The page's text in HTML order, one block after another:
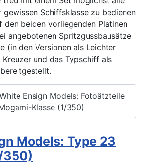
gewissen Schiffsklasse zu bedienen
den beiden vorliegenden Platinen
angebotenen Spritzgussbausätze
(in den Versionen als Leichter
Kreuzer und das Typschiff als
Ensign Models: Fotoätzteile
Klasse (1/350)
Models: Type 23
350)